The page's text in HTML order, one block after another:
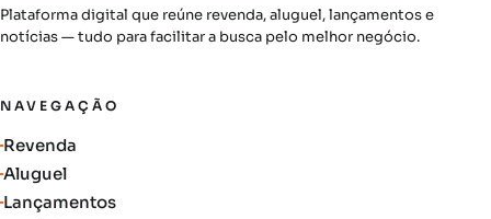
Plataforma digital que reúne revenda, aluguel, lançamentos e
notícias — tudo para facilitar a busca pelo melhor negócio.
NAVEGAÇÃO
Revenda
Aluguel
Lançamentos